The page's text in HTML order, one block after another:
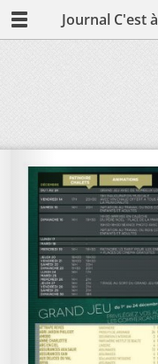
Journal C'est